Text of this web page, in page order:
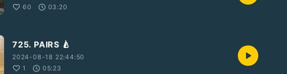
60
03:20
725. PAIRS 🍐
2024-08-18 22:44:50
1
05:23